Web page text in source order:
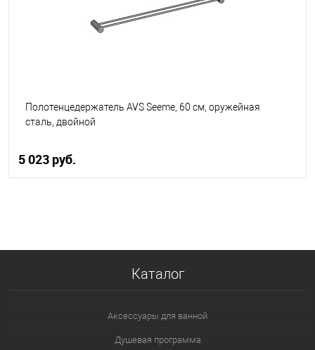
Полотенцедержатель AVS Seeme, 60 см, оружейная
сталь, двойной
5 023 руб.
Каталог
Аксессуары для ванной
Душевая программа